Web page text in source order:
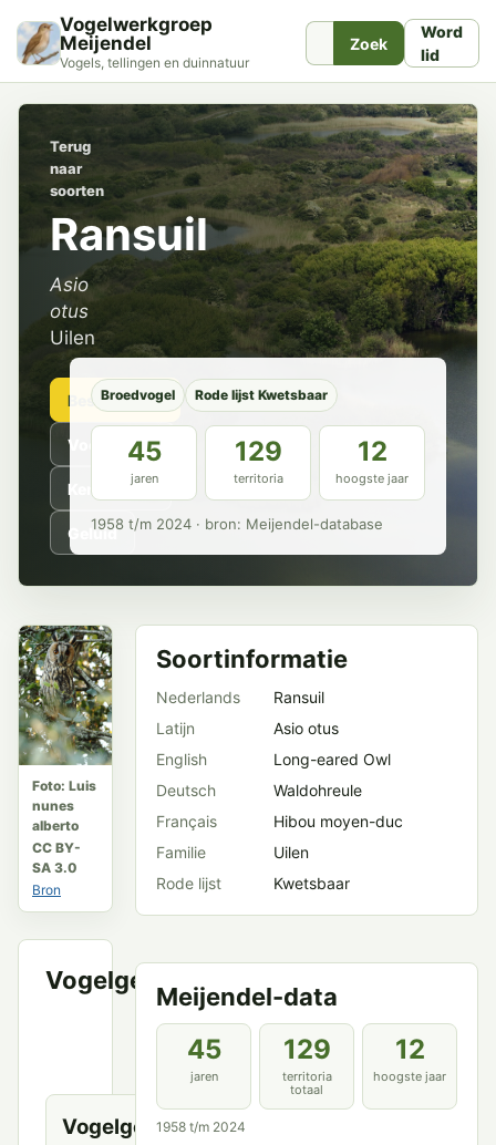
Vogelwerkgroep
Meijendel
Vogels, tellingen en duinnatuur
Zoek
Word
lid
Terug
naar
soorten
Ransuil
Asio
otus
Uilen
Beschrijving
Voorkomen
Kenmerken
Geluid
Broedvogel Rode lijst Kwetsbaar
45
jaren
129
territoria
12
hoogste jaar
1958 t/m 2024 · bron: Meijendel-database
Foto: Luis
nunes
alberto
CC BY-
SA 3.0
Bron
Vogelgeluid
VWG
Meijendel
en
openbare
bronnen
Vogelgeluid
Soortinformatie
Nederlands
Ransuil
Latijn
Asio otus
English
Long-eared Owl
Deutsch
Waldohreule
Français
Hibou moyen-duc
Familie
Uilen
Rode lijst
Kwetsbaar
Meijendel-data
45
jaren
129
territoria
totaal
12
hoogste jaar
1958 t/m 2024